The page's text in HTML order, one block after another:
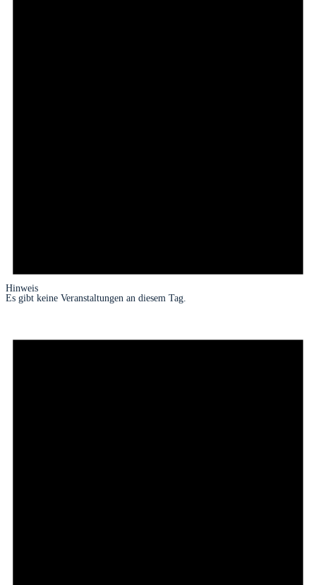
Hinweis
Es gibt keine Veranstaltungen an diesem Tag.